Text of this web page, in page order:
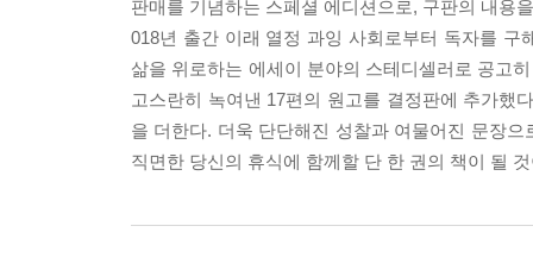
판매를 기념하는 스페셜 에디션으로, 구판의 내용
018년 출간 이래 열정 과잉 사회로부터 독자를
삶을 위로하는 에세이 분야의 스테디셀러로 공고
고스란히 녹여낸 17편의 원고를 결정판에 추가했
을 더한다. 더욱 단단해진 성찰과 여물어진 문장
직면한 당신의 휴식에 함께할 단 한 권의 책이 될